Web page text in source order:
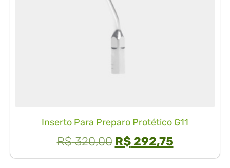
Inserto Para Preparo Protético G11
R$320,00 R$292,75